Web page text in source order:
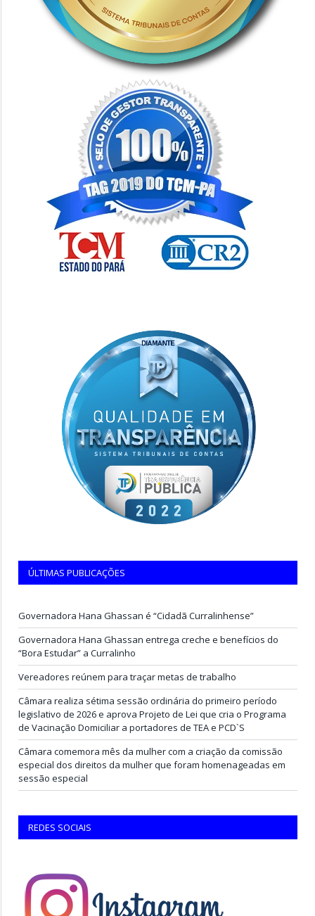
ÚLTIMAS PUBLICAÇÕES
Governadora Hana Ghassan é “Cidadã Curralinhense”
Governadora Hana Ghassan entrega creche e benefícios do
“Bora Estudar” a Curralinho
Vereadores reúnem para traçar metas de trabalho
Câmara realiza sétima sessão ordinária do primeiro período
legislativo de 2026 e aprova Projeto de Lei que cria o Programa
de Vacinação Domiciliar a portadores de TEA e PCD`S
Câmara comemora mês da mulher com a criação da comissão
especial dos direitos da mulher que foram homenageadas em
sessão especial
REDES SOCIAIS